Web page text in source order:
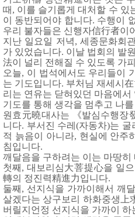
때, 이를 슬기롭게 대처할 수 있
이 동반되어야 합니다. 수행이
우리 불자들은 신행자信行者이
지난 일요일 저녁, 세종문화회
가 있었습니다. 이날 법회의 발
法이 널리 전해질 수 있도록 가
오늘, 이 법석에서도 우리들이
는 기도입니다. 부처님 재세시
리는 연유는 닫혀있던 마음에
기도를 통해 생각을 멈추고 나
원효元曉대사는 《발심수행장
니다. 부서진 수레(자동차)는
적 늙음이 아니라, 현실에 안주
침입니다.
깨달음을 구하려는 이는 마땅
첫째, 대보리심大菩提心을 일
轉의 정진력精進力입니다.
둘째, 선지식을 가까이해서 깨
살겠다는 상구보리 하화중생上
버릴지언정 선지식을 가까이